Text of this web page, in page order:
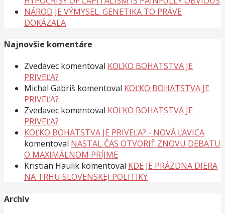
NÁROD JE VÝMYSEL. GENETIKA TO PRÁVE
DOKÁZALA
Najnovšie komentáre
Zvedavec komentoval KOĽKO BOHATSTVA JE
PRIVEĽA?
Michal Gabriš komentoval KOĽKO BOHATSTVA JE
PRIVEĽA?
Zvedavec komentoval KOĽKO BOHATSTVA JE
PRIVEĽA?
KOĽKO BOHATSTVA JE PRIVEĽA? - NOVÁ ĽAVICA
komentoval NASTAL ČAS OTVORIŤ ZNOVU DEBATU
O MAXIMÁLNOM PRÍJME
Kristian Haulik komentoval KDE JE PRÁZDNA DIERA
NA TRHU SLOVENSKEJ POLITIKY
Archív